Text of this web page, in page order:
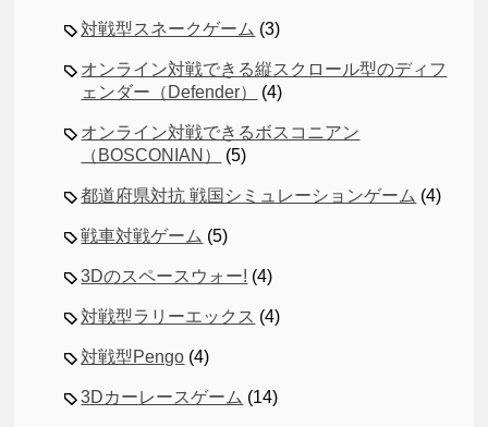
対戦型スネークゲーム (3)
オンライン対戦できる縦スクロール型のディフ
ェンダー（Defender）
(4)
オンライン対戦できるボスコニアン
（BOSCONIAN）
(5)
都道府県対抗 戦国シミュレーションゲーム (4)
戦車対戦ゲーム (5)
3Dのスペースウォー! (4)
対戦型ラリーエックス (4)
対戦型Pengo (4)
3Dカーレースゲーム (14)